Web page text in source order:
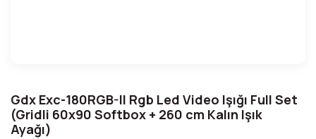
Gdx Exc-180RGB-II Rgb Led Video Işığı Full Set
(Gridli 60x90 Softbox + 260 cm Kalın Işık
Ayağı)